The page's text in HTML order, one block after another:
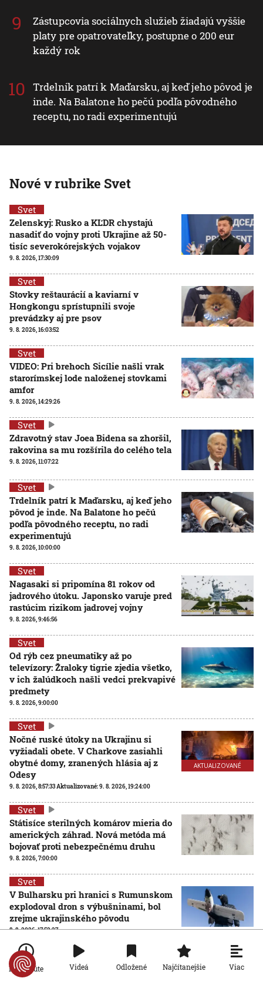
Zástupcovia sociálnych služieb žiadajú vyššie
platy pre opatrovateľky, postupne o 200 eur
každý rok
Trdelník patrí k Maďarsku, aj keď jeho pôvod je
inde. Na Balatone ho pečú podľa pôvodného
receptu, no radi experimentujú
Nové v rubrike Svet
Svet
Zelenskyj: Rusko a KĽDR chystajú
nasadiť do vojny proti Ukrajine až 50-
tisíc severokórejských vojakov
9. 8. 2026, 17:30:09
Svet
Stovky reštaurácií a kaviarní v
Hongkongu sprístupnili svoje
prevádzky aj pre psov
9. 8. 2026, 16:03:52
Svet
VIDEO: Pri brehoch Sicílie našli vrak
starorímskej lode naloženej stovkami
amfor
9. 8. 2026, 14:29:26
Svet
Zdravotný stav Joea Bidena sa zhoršil,
rakovina sa mu rozšírila do celého tela
9. 8. 2026, 11:07:22
Svet
Trdelník patrí k Maďarsku, aj keď jeho
pôvod je inde. Na Balatone ho pečú
podľa pôvodného receptu, no radi
experimentujú
9. 8. 2026, 10:00:00
Svet
Nagasaki si pripomína 81 rokov od
jadrového útoku. Japonsko varuje pred
rastúcim rizikom jadrovej vojny
9. 8. 2026, 9:46:56
Svet
Od rýb cez pneumatiky až po
televízory: Žraloky tigrie zjedia všetko,
v ich žalúdkoch našli vedci prekvapivé
predmety
9. 8. 2026, 9:00:00
AKTUALIZOVANÉ
Svet
Nočné ruské útoky na Ukrajinu si
vyžiadali obete. V Charkove zasiahli
obytné domy, zranených hlásia aj z
Odesy
9. 8. 2026, 8:57:33Aktualizované:9. 8. 2026, 19:24:00
Svet
Státisíce sterilných komárov mieria do
amerických záhrad. Nová metóda má
bojovať proti nebezpečnému druhu
9. 8. 2026, 7:00:00
Svet
V Bulharsku pri hranici s Rumunskom
explodoval dron s výbušninami, bol
zrejme ukrajinského pôvodu
8. 8. 2026, 17:52:27
Po minúte Videá Odložené Najčítanejšie Viac